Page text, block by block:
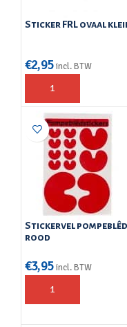
Sticker FRL ovaal
€2,95 incl. BTW
Stickervel
rood
€3,95 incl. BTW